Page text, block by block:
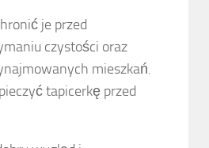
je przed
czystości oraz
mieszkań.
tapicerkę przed